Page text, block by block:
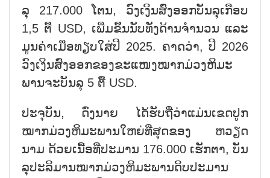
ລຸ 217.000 ໂຕນ, ວົງ​ເງິ​ນ​ສົ່ງ​ອອກ​ບັນ​ລຸ​ເກືອບ
1,5 ຕື້ USD, ເພີ່ມ​ຂຶ້ນ​ນັບ​ທັງ​ດ້ານ​ຈຳ​ນວນ ແລະ
ມູນ​ຄ່າ​ເມື່ອ​ທຽບ​ໃສ່​ປີ 2025. ຄາດ​ວ່າ, ປີ 2026
ວົງ​ເງິນ​ສົ່ງ​ອອກ​ຂອງ​ຂະ​ແໜງໝາກມ່ວງຫິມະ
ພານຈະ​ບັນ​ລຸ 5 ຕື້ USD.
ປະ​ຈຸ​ບັນ, ດົ່ງ​ນາຍ ໄດ້​ຮັບ​ຖື​ວ່າ​ແມ່ນ​ເຂດ​ປູກ​
ໝາກມ່ວງຫິມະພານໃຫຍ​່​ທີ່​ສຸດ​ຂອງ ຫວຽດ​
ນາມ ດ້ວຍ​ເນື້ອ​ທີ່​ປະ​ມານ 176.000 ເຮັກ​ຕາ, ບັນ​
ລຸ​ປະ​ລິມານໝາກມ່ວງຫິມະພານດິບ​ປະ​ມານ